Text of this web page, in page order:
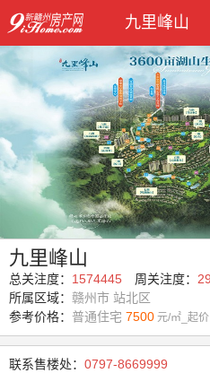
九里峰山
九里峰山
总关注度： 1574445 周关注度：
所属区域： 赣州市 站北区
参考价格： 普通住宅 7500 元/㎡_起
联系售楼处： 0797-8669999